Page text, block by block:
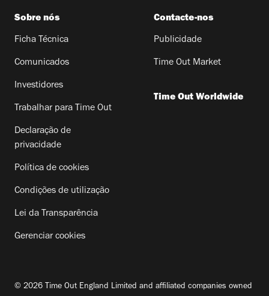
Sobre nós
Ficha Técnica
Comunicados
Investidores
Trabalhar para Time Out
Declaração de
privacidade
Política de cookies
Condições de utilização
Lei da Transparência
Gerenciar cookies
Contacte-nos
Publicidade
Time Out Market
Time Out Worldwide
© 2026 Time Out England Limited and affiliated companies owned